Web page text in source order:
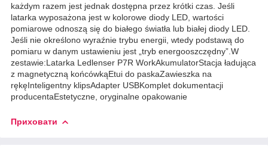
każdym razem jest jednak dostępna przez krótki czas. Jeśli
latarka wyposażona jest w kolorowe diody LED, wartości
pomiarowe odnoszą się do białego światła lub białej diody LED.
Jeśli nie określono wyraźnie trybu energii, wtedy podstawą do
pomiaru w danym ustawieniu jest „tryb energooszczędny”.W
zestawie:Latarka Ledlenser P7R WorkAkumulatorStacja ładująca
z magnetyczną końcówkąEtui do paskaZawieszka na
rękęInteligentny klipsAdapter USBKomplet dokumentacji
producentaEstetyczne, oryginalne opakowanie
Приховати